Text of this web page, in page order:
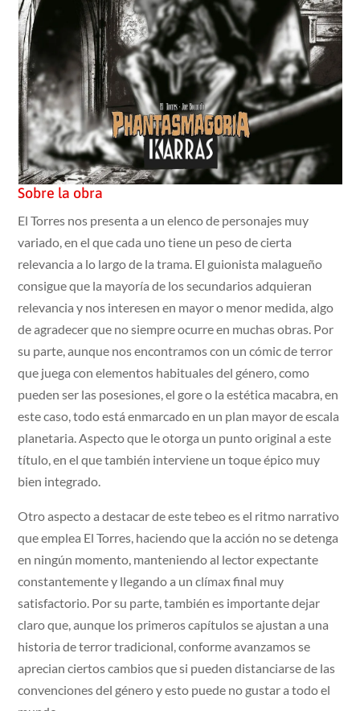
Sobre la obra
El Torres nos presenta a un elenco de personajes muy
variado, en el que cada uno tiene un peso de cierta
relevancia a lo largo de la trama. El guionista malagueño
consigue que la mayoría de los secundarios adquieran
relevancia y nos interesen en mayor o menor medida, algo
de agradecer que no siempre ocurre en muchas obras. Por
su parte, aunque nos encontramos con un cómic de terror
que juega con elementos habituales del género, como
pueden ser las posesiones, el gore o la estética macabra, en
este caso, todo está enmarcado en un plan mayor de escala
planetaria. Aspecto que le otorga un punto original a este
título, en el que también interviene un toque épico muy
bien integrado.
Otro aspecto a destacar de este tebeo es el ritmo narrativo
que emplea El Torres, haciendo que la acción no se detenga
en ningún momento, manteniendo al lector expectante
constantemente y llegando a un clímax final muy
satisfactorio. Por su parte, también es importante dejar
claro que, aunque los primeros capítulos se ajustan a una
historia de terror tradicional, conforme avanzamos se
aprecian ciertos cambios que si pueden distanciarse de las
convenciones del género y esto puede no gustar a todo el